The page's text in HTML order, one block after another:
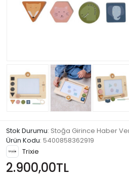
Stok Durumu: Stoğa Girince Haber
Ürün Kodu: 5400858362919
Trixie
2.900,00TL